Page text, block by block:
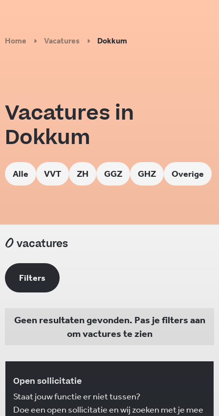
Home Vacatures Dokkum
Vacatures in
Dokkum
Alle VVT ZH GGZ GHZ Overige
0 vacatures
Filters
Geen resultaten gevonden. Pas je filters aan
om vactures te zien
Open sollicitatie
Staat jouw functie er niet tussen?
Doe een open sollicitatie en wij zoeken met je mee